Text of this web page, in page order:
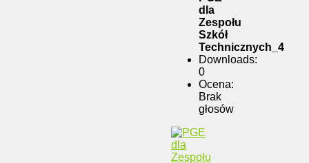
dla
Zespołu
Szkół
Technicznych_4
Downloads:
0
Ocena:
Brak
głosów